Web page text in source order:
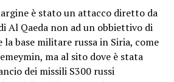
è stato un attacco diretto da
Al Qaeda non ad un obbiettivo di
base militare russa in Siria, come
ma al sito dove è stata
dei missili S300 russi